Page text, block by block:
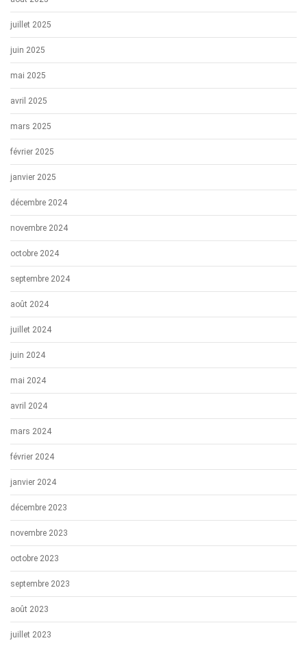
juillet 2025
juin 2025
mai 2025
avril 2025
mars 2025
février 2025
janvier 2025
décembre 2024
novembre 2024
octobre 2024
septembre 2024
août 2024
juillet 2024
juin 2024
mai 2024
avril 2024
mars 2024
février 2024
janvier 2024
décembre 2023
novembre 2023
octobre 2023
septembre 2023
août 2023
juillet 2023